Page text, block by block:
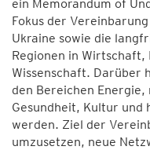
ein Memorandum of
Fokus der
Ukraine sowie die
Regionen in Wirtschaft,
Wissenschaft. Darüber
den Bereichen
Gesundheit, Kultur
werden. Ziel der
umzusetzen, neue